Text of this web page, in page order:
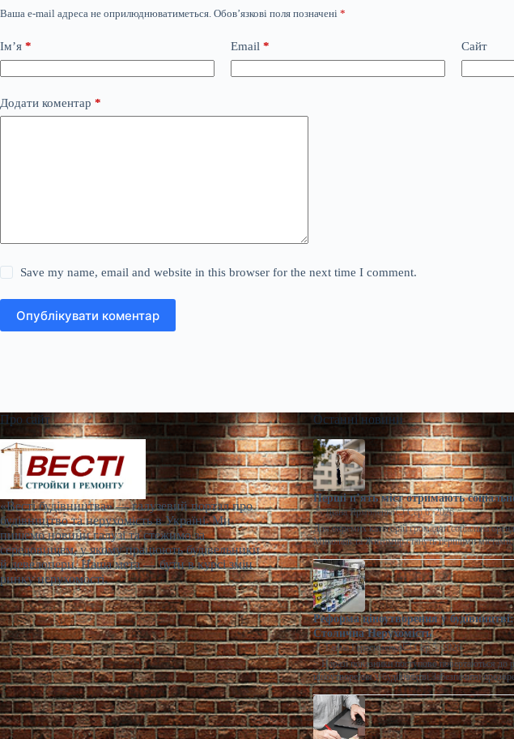
Ваша e-mail адреса не оприлюднюватиметься. Обов’язкові поля позначені *
Ім’я * Email * Сайт
Додати коментар *
Save my name, email and website in this browser for the next time I comment.
Опублікувати коментар
Про сайт
«Весті будівництва» — галузевий портал про
будівництво та нерухомість в Україні. Ми
пишемо новини галузі та стежимо за
середовищем, у якому працюють будівельники
й девелопери. Наша мета — бути в курсі змін
ринку нерухомості.
Останні новини
Перші п’ять міст отримають
Діана Ярмоленко
Сер 6, 2026
Для окремих категорій громадян соціальна
Миколаїв та Житомир стануть першими
Реформа ціноутворення у
Столична Нерухомість
Ганна Герасименко
Сер 5, 2026
> Наразі показники поступово повертаються
ціноутворення у будівництві Забезпечити